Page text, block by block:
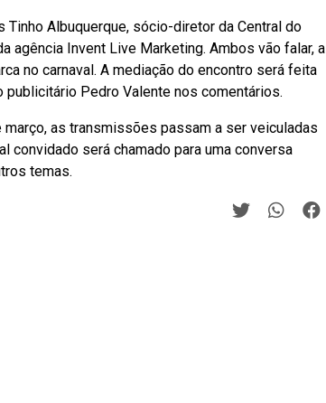
Albuquerque, sócio-diretor da Central do
agência Invent Live Marketing. Ambos vão falar, a
no carnaval. A mediação do encontro será feita
Pedro Valente nos comentários.
as transmissões passam a ser veiculadas
será chamado para uma conversa
temas.